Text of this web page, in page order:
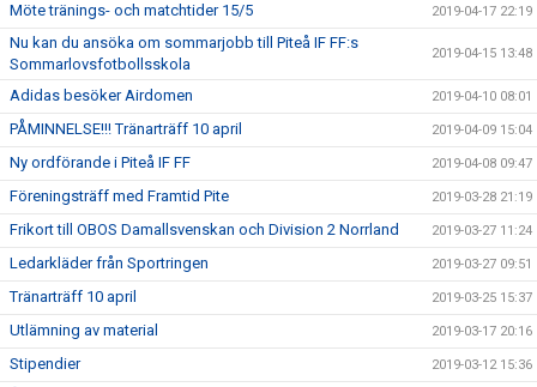
Möte tränings- och matchtider 15/5 2019-04-17 22:19
Nu kan du ansöka om sommarjobb till Piteå IF FF:s
Sommarlovsfotbollsskola
2019-04-15 13:48
Adidas besöker Airdomen 2019-04-10 08:01
PÅMINNELSE!!! Tränarträff 10 april 2019-04-09 15:04
Ny ordförande i Piteå IF FF 2019-04-08 09:47
Föreningsträff med Framtid Pite 2019-03-28 21:19
Frikort till OBOS Damallsvenskan och Division 2 Norrland 2019-03-27 11:24
Ledarkläder från Sportringen 2019-03-27 09:51
Tränarträff 10 april 2019-03-25 15:37
Utlämning av material 2019-03-17 20:16
Stipendier 2019-03-12 15:36